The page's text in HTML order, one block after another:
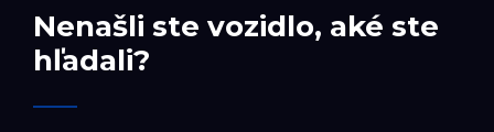
Nenašli ste vozidlo, aké ste
hľadali?